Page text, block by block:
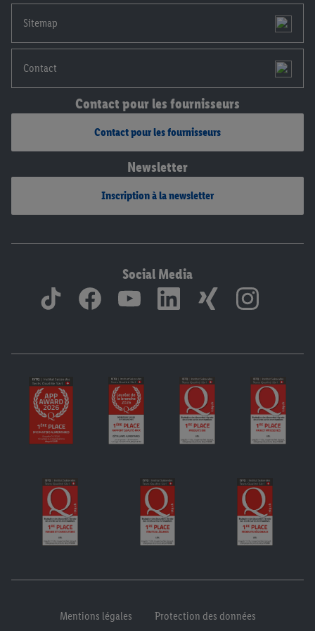
Sitemap
Contact
Contact pour les fournisseurs
Contact pour les fournisseurs
Newsletter
Inscription à la newsletter
Social Media
Mentions légales Protection des données
mentions légales, c’est ici.